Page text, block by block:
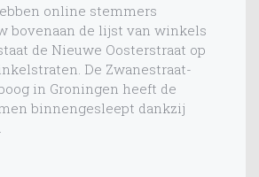
online stemmers
bovenaan de lijst van winkels
de Nieuwe Oosterstraat op
De Zwanestraat-
in Groningen heeft de
binnengesleept dankzij